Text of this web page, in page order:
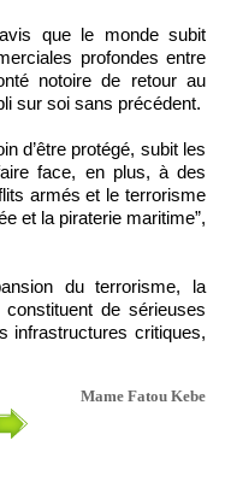
que le monde subit
profondes entre
notoire de retour au
sur soi sans précédent.
d’être protégé, subit les
face, en plus, à des
armés et le terrorisme
et la piraterie maritime”,
du terrorisme, la
de sérieuses
infrastructures critiques,
Mame Fatou Kebe